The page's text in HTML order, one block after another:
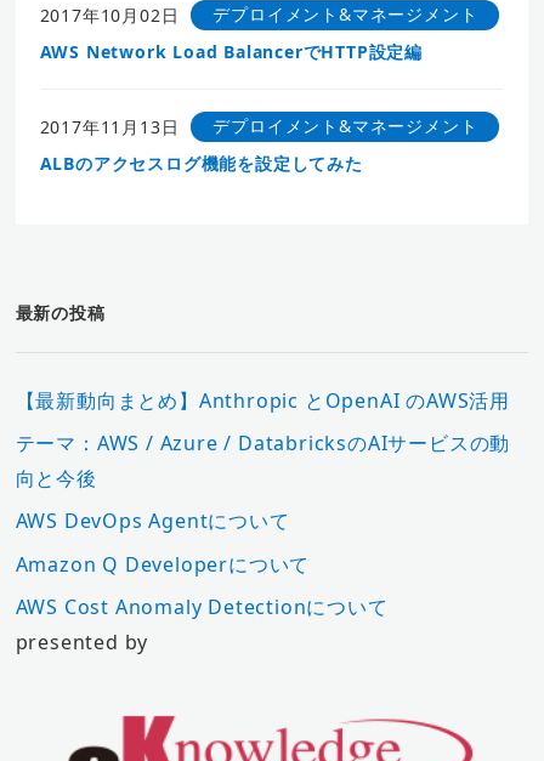
2017年10月02日
デプロイメント&マネージメント
AWS Network Load BalancerでHTTP設定編
2017年11月13日
デプロイメント&マネージメント
ALBのアクセスログ機能を設定してみた
最新の投稿
【最新動向まとめ】Anthropic とOpenAI のAWS活用
テーマ：AWS / Azure / DatabricksのAIサービスの動
向と今後
AWS DevOps Agentについて
Amazon Q Developerについて
AWS Cost Anomaly Detectionについて
presented by